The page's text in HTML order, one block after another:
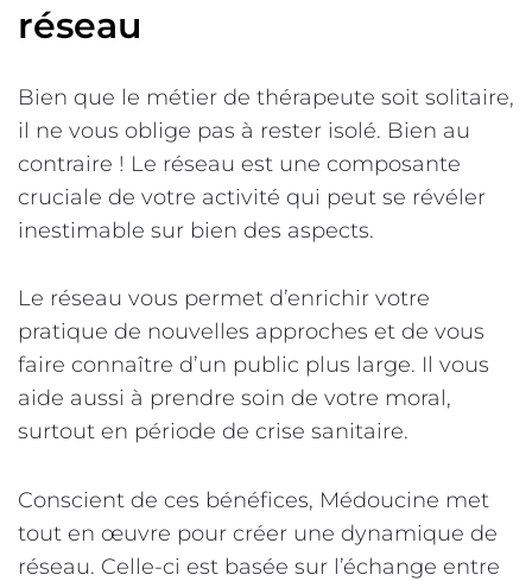
réseau
Bien que le métier de thérapeute soit solitaire,
il ne vous oblige pas à rester isolé. Bien au
contraire ! Le réseau est une composante
cruciale de votre activité qui peut se révéler
inestimable sur bien des aspects.
Le réseau vous permet d’enrichir votre
pratique de nouvelles approches et de vous
faire connaître d’un public plus large. Il vous
aide aussi à prendre soin de votre moral,
surtout en période de crise sanitaire.
Conscient de ces bénéfices, Médoucine met
tout en œuvre pour créer une dynamique de
réseau. Celle-ci est basée sur l’échange entre